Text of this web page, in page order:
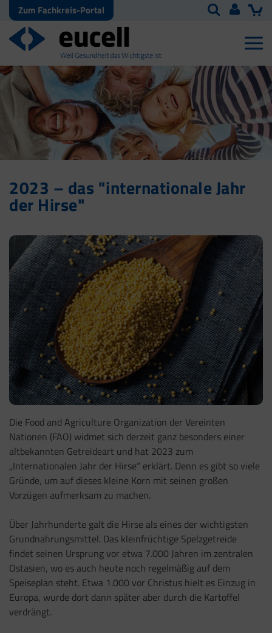
Zum Fachkreis-Portal
2023 – das "internationale Jahr
der Hirse"
Die Food and Agriculture Organization der Vereinten
Nationen (FAO) widmet sich derzeit ganz besonders einer
altbekannten Getreideart und hat 2023 zum
„Internationalen Jahr der Hirse“ erklärt. Denn es gibt so viele
Gründe, um auf dieses kleine Korn mit seinen großen
Vorzügen aufmerksam zu machen.
Über Jahrhunderte galt die Hirse als eines der wichtigsten
Grundnahrungsmittel. Das kleinfrüchtige Spelzgetreide
findet seinen Ursprung vor etwa 7.000 Jahren im zentralen
Ostasien, wo es auch heute noch regelmäßig auf dem
Speiseplan steht. Etwa 1.000 vor Christus hielt es Einzug in
Europa, wurde dort dann später aber durch die Kartoffel
verdrängt.